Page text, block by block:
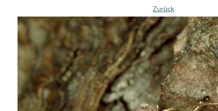
Zurück